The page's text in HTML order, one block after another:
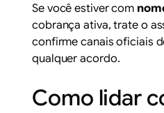
Se você estiver com
cobrança ativa, trate o
confirme canais oficiais
qualquer acordo.
Como lidar